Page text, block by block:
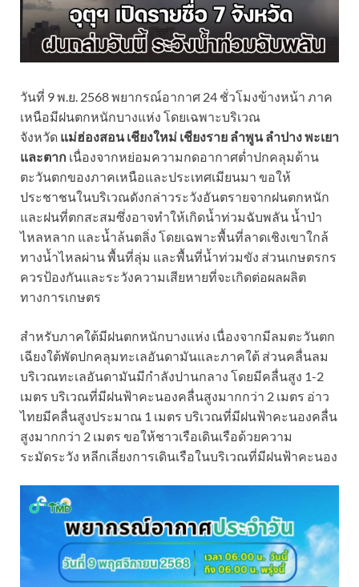
วันที่ 9 พ.ย. 2568 พยากรณ์อากาศ 24 ชั่วโมงข้างหน้า ภาค
เหนือมีฝนตกหนักบางแห่ง โดยเฉพาะบริเวณ
จังหวัด แม่ฮ่องสอน เชียงใหม่ เชียงราย ลำพูน ลำปาง พะเยา
และตาก เนื่องจากหย่อมความกดอากาศต่ำปกคลุมด้าน
ตะวันตกของภาคเหนือและประเทศเมียนมา ขอให้
ประชาชนในบริเวณดังกล่าวระวังอันตรายจากฝนตกหนัก
และฝนที่ตกสะสมซึ่งอาจทำให้เกิดน้ำท่วมฉับพลัน น้ำป่า
ไหลหลาก และน้ำล้นตลิ่ง โดยเฉพาะพื้นที่ลาดเชิงเขาใกล้
ทางน้ำไหลผ่าน พื้นที่ลุ่ม และพื้นที่น้ำท่วมขัง ส่วนเกษตรกร
ควรป้องกันและระวังความเสียหายที่จะเกิดต่อผลผลิต
ทางการเกษตร
สำหรับภาคใต้มีฝนตกหนักบางแห่ง เนื่องจากมีลมตะวันตก
เฉียงใต้พัดปกคลุมทะเลอันดามันและภาคใต้ ส่วนคลื่นลม
บริเวณทะเลอันดามันมีกำลังปานกลาง โดยมีคลื่นสูง 1-2
เมตร บริเวณที่มีฝนฟ้าคะนองคลื่นสูงมากกว่า 2 เมตร อ่าว
ไทยมีคลื่นสูงประมาณ 1 เมตร บริเวณที่มีฝนฟ้าคะนองคลื่น
สูงมากกว่า 2 เมตร ขอให้ชาวเรือเดินเรือด้วยความ
ระมัดระวัง หลีกเลี่ยงการเดินเรือในบริเวณที่มีฝนฟ้าคะนอง